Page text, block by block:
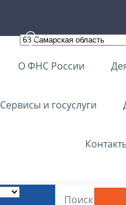
О ФНС России
Сервисы и госуслуги